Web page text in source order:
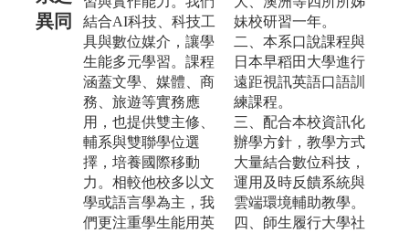
異同
結合AI科技、科技工
具與數位媒介，讓學
生能多元學習。課程
涵蓋文學、媒體、商
務、旅遊等實務應
用，也提供雙主修、
輔系與雙聯學位選
擇，培養國際移動
力。相較他校多以文
學或語言學為主，我
們更注重學生能用英
妹校研習一年。
二、本系口說課程與
日本早稻田大學進行
遠距視訊英語口語訓
練課程。
三、配合本校資訊化
辦學方針，教學方式
大量結合數位科技，
運用及時反饋系統與
雲端環境輔助教學。
四、師生履行大學社